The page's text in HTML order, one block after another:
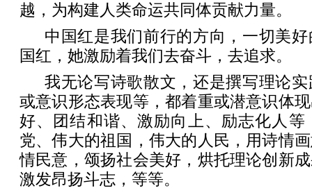
越，为构建人类命运共同体贡献力量。
中国红是我们前行的方向，一切美
国红，她激励着我们去奋斗，去追求。
我无论写诗歌散文，还是撰写理论
或意识形态表现等，都着重或潜意识体
好、团结和谐、激励向上、励志化人等
党、伟大的祖国，伟大的人民，用诗情
情民意，颂扬社会美好，烘托理论创新
激发昂扬斗志，等等。